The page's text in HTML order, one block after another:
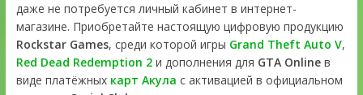
даже не потребуется личный кабинет в интернет-
магазине. Приобретайте настоящую цифровую продукцию
Rockstar Games, среди которой игры Grand Theft Auto V,
Red Dead Redemption 2и дополнения для GTA Onlineв
виде платёжных карт Акула с активацией в официальном